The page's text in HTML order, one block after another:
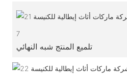
7
تلميع المنتج شبه النهائي